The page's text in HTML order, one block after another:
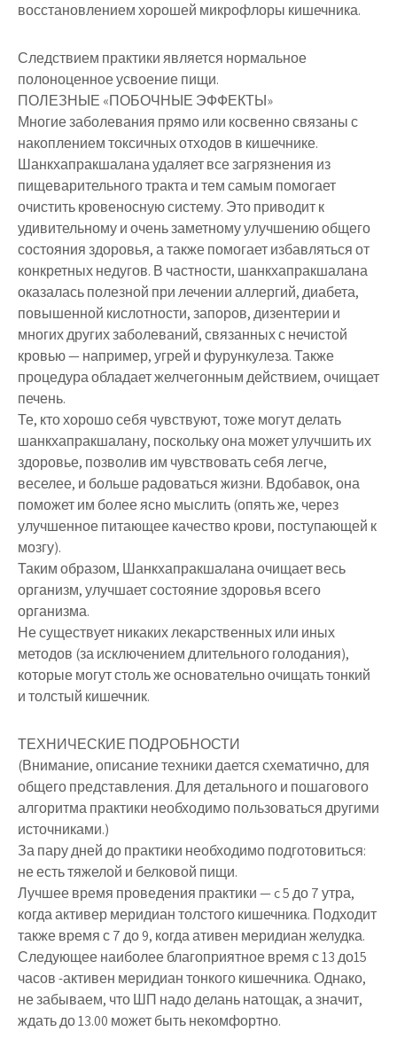
восстановлением хорошей микрофлоры кишечника.
Следствием практики является нормальное
полоноценное усвоение пищи.
ПОЛЕЗНЫЕ «ПОБОЧНЫЕ ЭФФЕКТЫ»
Многие заболевания прямо или косвенно связаны с
накоплением токсичных отходов в кишечнике.
Шанкхапракшалана удаляет все загрязнения из
пищеварительного тракта и тем самым помогает
очистить кровеносную систему. Это приводит к
удивительному и очень заметному улучшению общего
состояния здоровья, а также помогает избавляться от
конкретных недугов. В частности, шанкхапракшалана
оказалась полезной при лечении аллергий, диабета,
повышенной кислотности, запоров, дизентерии и
многих других заболеваний, связанных с нечистой
кровью — например, угрей и фурункулеза. Также
процедура обладает желчегонным действием, очищает
печень.
Те, кто хорошо себя чувствуют, тоже могут делать
шанкхапракшалану, поскольку она может улучшить их
здоровье, позволив им чувствовать себя легче,
веселее, и больше радоваться жизни. Вдобавок, она
поможет им более ясно мыслить (опять же, через
улучшенное питающее качество крови, поступающей к
мозгу).
Таким образом, Шанкхапракшалана очищает весь
организм, улучшает состояние здоровья всего
организма.
Не существует никаких лекарственных или иных
методов (за исключением длительного голодания),
которые могут столь же основательно очищать тонкий
и толстый кишечник.
ТЕХНИЧЕСКИЕ ПОДРОБНОСТИ
(Внимание, описание техники дается схематично, для
общего представления. Для детального и пошагового
алгоритма практики необходимо пользоваться другими
источниками.)
За пару дней до практики необходимо подготовиться:
не есть тяжелой и белковой пищи.
Лучшее время проведения практики — c 5 до 7 утра,
когда активер меридиан толстого кишечника. Подходит
также время с 7 до 9, когда ативен меридиан желудка.
Следующее наиболее благоприятное время с 13 до15
часов -активен меридиан тонкого кишечника. Однако,
не забываем, что ШП надо делань натощак, а значит,
ждать до 13.00 может быть некомфортно.